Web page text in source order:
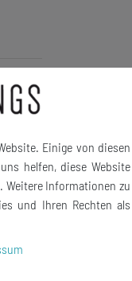
Einige von diesen
helfen, diese Website
Weitere Informationen zu
und Ihren Rechten als